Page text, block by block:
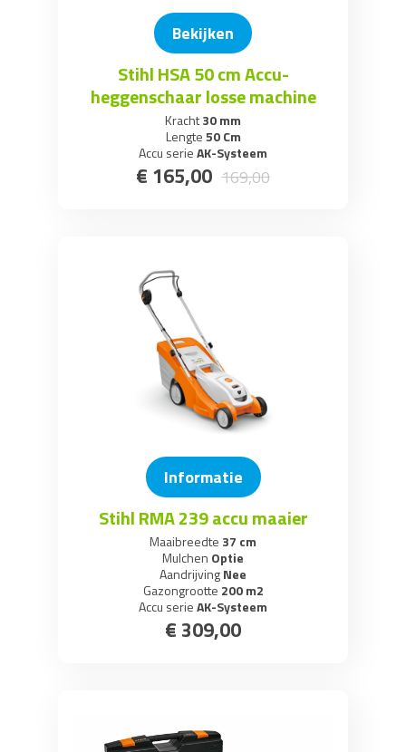
Bekijken
Stihl HSA 50 cm Accu-
heggenschaar losse machine
Kracht30 mm
Lengte50 Cm
Accu serieAK-Systeem
€ 165,00 169,00
Informatie
Stihl RMA 239 accu maaier
Maaibreedte 37 cm
Mulchen Optie
AandrijvingNee
Gazongrootte 200 m2
Accu serieAK-Systeem
€ 309,00